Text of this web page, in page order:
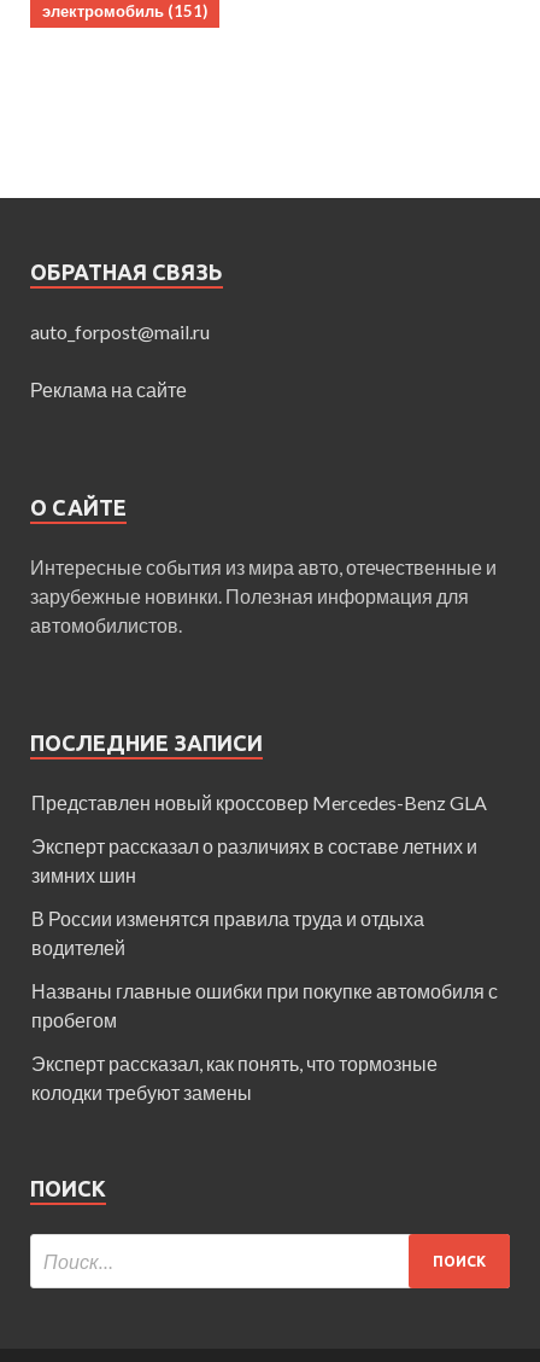
электромобиль (151)
ОБРАТНАЯ СВЯЗЬ
auto_forpost@mail.ru
Реклама на сайте
О САЙТЕ
Интересные события из мира авто, отечественные и
зарубежные новинки. Полезная информация для
автомобилистов.
ПОСЛЕДНИЕ ЗАПИСИ
Представлен новый кроссовер Mercedes-Benz GLA
Эксперт рассказал о различиях в составе летних и
зимних шин
В России изменятся правила труда и отдыха
водителей
Названы главные ошибки при покупке автомобиля с
пробегом
Эксперт рассказал, как понять, что тормозные
колодки требуют замены
ПОИСК